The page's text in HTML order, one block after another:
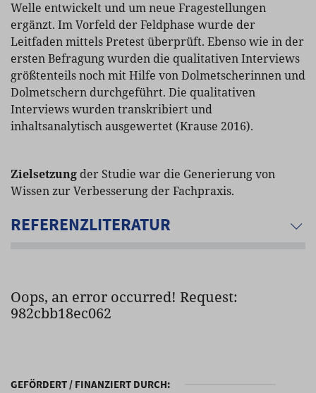
Welle entwickelt und um neue Fragestellungen
ergänzt. Im Vorfeld der Feldphase wurde der
Leitfaden mittels Pretest überprüft. Ebenso wie in der
ersten Befragung wurden die qualitativen Interviews
größtenteils noch mit Hilfe von Dolmetscherinnen und
Dolmetschern durchgeführt. Die qualitativen
Interviews wurden transkribiert und
inhaltsanalytisch ausgewertet (Krause 2016).
Zielsetzung der Studie war die Generierung von
Wissen zur Verbesserung der Fachpraxis.
REFERENZLITERATUR
Oops, an error occurred! Request:
982cbb18ec062
GEFÖRDERT / FINANZIERT DURCH: